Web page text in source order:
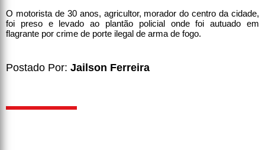
O motorista de 30 anos, agricultor, morador do centro da cidade,
foi preso e levado ao plantão policial onde foi autuado em
flagrante por crime de porte ilegal de arma de fogo.
Postado Por: Jailson Ferreira